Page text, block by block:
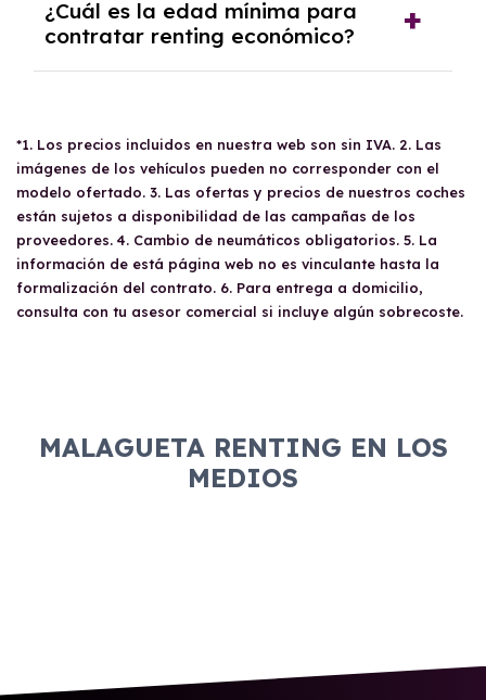
refinanciar el contrato al término del periodo
acordado.
Elrenting para empresas en Málaga
diseñado para ofrecer a las compañías la
como tener al menos un año de antigüedad,
presentar documentación financiera y no
estar en listas de morosidad. Este tipo de
renting permite deducir el 100% del gasto e
IVA, siempre que el vehículo sea afecto a la
actividad económica de la empresa.
¿Cuál es la edad mínima para
contratar renting económico?
necesario cumplir con ciertos requisitos como
tener un carnet de conducir válido, solvencia
económica y, en el caso de particulares, un
contrato de trabajo. La evaluación de aptitud
para el renting se realiza por el
departamento de riesgos de cada proveedor.
*1. Los precios incluidos en nuestra web son sin IVA. 2. Las
imágenes de los vehículos pueden no corresponder con el
modelo ofertado. 3. Las ofertas y precios de nuestros coches
están sujetos a disponibilidad de las campañas de los
proveedores. 4. Cambio de neumáticos obligatorios. 5. La
información de está página web no es vinculante hasta la
formalización del contrato. 6. Para entrega a domicilio,
consulta con tu asesor comercial si incluye algún sobrecoste.
MALAGUETA RENTING EN LOS
MEDIOS